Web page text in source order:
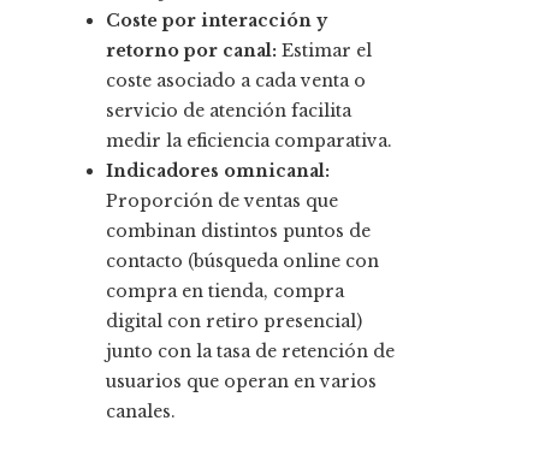
Coste por interacción y
retorno por canal: Estimar el
coste asociado a cada venta o
servicio de atención facilita
medir la eficiencia comparativa.
Indicadores omnicanal:
Proporción de ventas que
combinan distintos puntos de
contacto (búsqueda online con
compra en tienda, compra
digital con retiro presencial)
junto con la tasa de retención de
usuarios que operan en varios
canales.